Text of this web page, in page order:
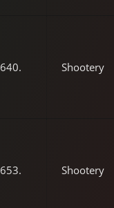
640. Shootery
653. Shootery